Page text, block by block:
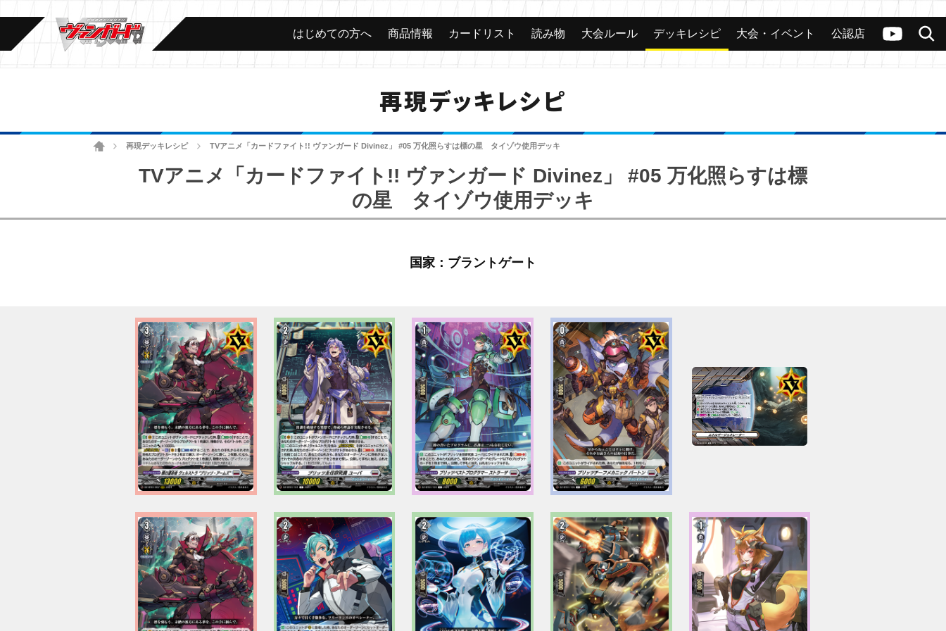
ヴァンガードch
検索
カード 大会 公認店舗 その他
はじめての方へ 商品情報 カードリスト 読み物 大会ルール デッキレシピ 大会・イベント 公認店
再現デッキレシピ
ホーム再現デッキレシピ TVアニメ「カードファイト!! ヴァンガード Divinez」 #05 万化照らすは標の星 タイゾウ使用デッキ
TVアニメ「カードファイト!! ヴァンガード Divinez」 #05 万化照らすは標
の星 タイゾウ使用デッキ
国家：ブラントゲート